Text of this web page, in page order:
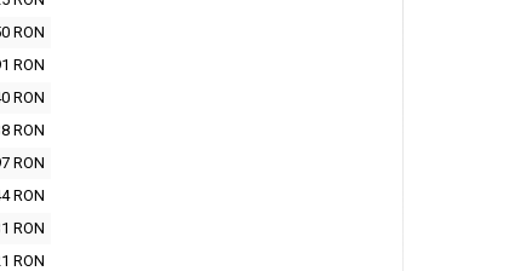
RON
RON
RON
RON
RON
RON
RON
RON